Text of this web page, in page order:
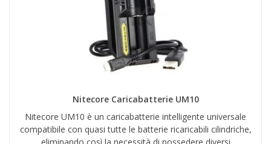
Nitecore Caricabatterie UM10
Nitecore UM10 è un caricabatterie intelligente universale
compatibile con quasi tutte le batterie ricaricabili cilindriche,